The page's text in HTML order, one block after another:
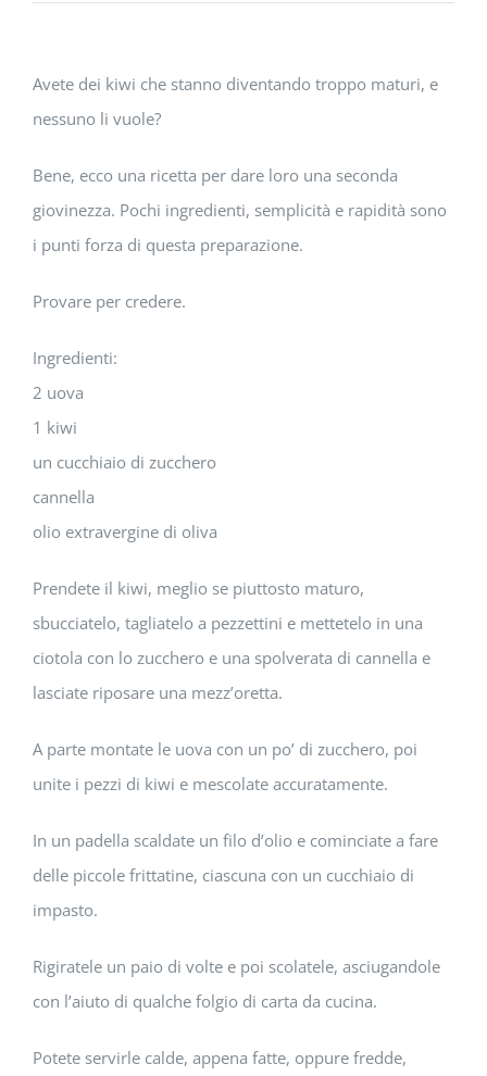
immagine
Avete dei kiwi che stanno diventando troppo maturi, e
nessuno li vuole?
Bene, ecco una ricetta per dare loro una seconda
giovinezza. Pochi ingredienti, semplicità e rapidità sono
i punti forza di questa preparazione.
Provare per credere.
Ingredienti:
2 uova
1 kiwi
un cucchiaio di zucchero
cannella
olio extravergine di oliva
Prendete il kiwi, meglio se piuttosto maturo,
sbucciatelo, tagliatelo a pezzettini e mettetelo in una
ciotola con lo zucchero e una spolverata di cannella e
lasciate riposare una mezz’oretta.
A parte montate le uova con un po’ di zucchero, poi
unite i pezzi di kiwi e mescolate accuratamente.
In un padella scaldate un filo d’olio e cominciate a fare
delle piccole frittatine, ciascuna con un cucchiaio di
impasto.
Rigiratele un paio di volte e poi scolatele, asciugandole
con l’aiuto di qualche folgio di carta da cucina.
Potete servirle calde, appena fatte, oppure fredde,